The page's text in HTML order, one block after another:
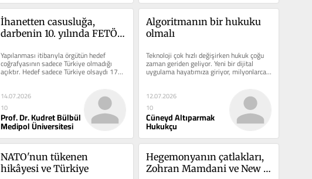
İhanetten casusluğa,
darbenin 10. yılında FETÖ:
Yapılanması itibarıyla örgütün hedef
coğrafyasının sadece Türkiye olmadığı
açıktır. Hedef sadece Türkiye olsaydı 170
ülkede var...
14.07.2026
10
Prof. Dr. Kudret Bülbül
Medipol Üniversitesi
Algoritmanın bir hukuku
olmalı
Teknoloji çok hızlı değişirken hukuk çoğu
zaman geriden geliyor. Yeni bir dijital
uygulama hayatımıza giriyor, milyonlarca
insan tarafından...
12.07.2026
10
Cüneyd Altıparmak
Hukukçu
NATO'nun tükenen
hikâyesi ve Türkiye
Hegemonyanın çatlakları,
Zohran Mamdani ve New